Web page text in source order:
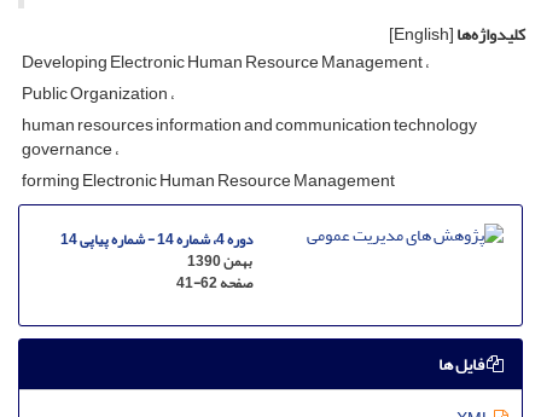
کلیدواژه‌ها[English]
Developing Electronic Human Resource Management
Public Organization
human resources information and communication technology
governance
forming Electronic Human Resource Management
دوره 4، شماره 14 - شماره پیاپی 14
بهمن 1390
صفحه41-62
فایل ها